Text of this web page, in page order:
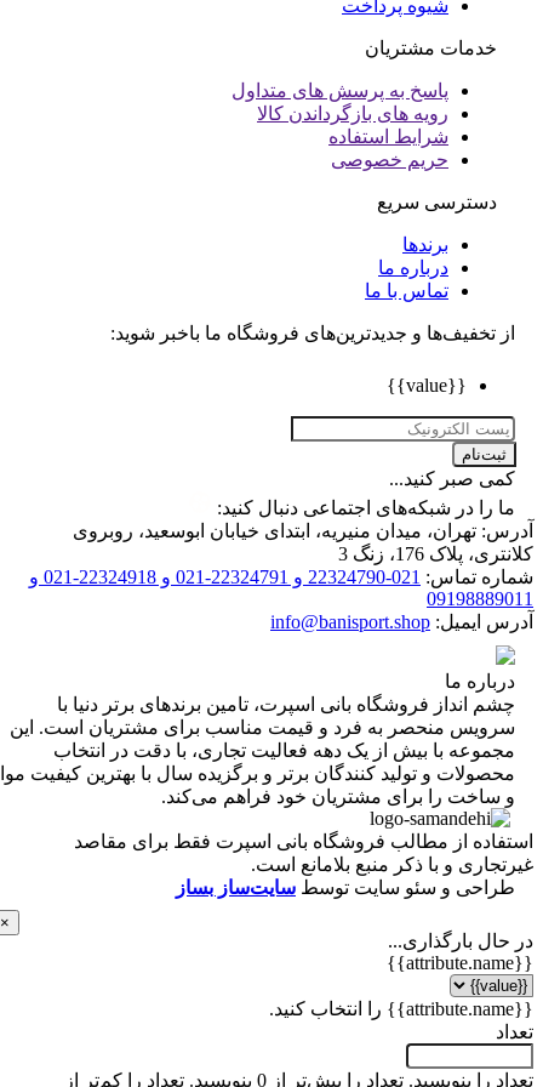
شیوه پرداخت
خدمات مشتریان
پاسخ به پرسش های متداول
رویه های بازگرداندن کالا
شرایط استفاده
حریم خصوصی
دسترسی سریع
برندها
درباره ما
تماس با ما
تخفیف‌ها و جدیدترین‌های فروشگاه ما باخبر شوید:
صبر کنید...
را در شبکه‌های اجتماعی دنبال کنید:
تهران، میدان منیریه، ابتدای خیابان ابوسعید، روبروی
پلاک 176، زنگ 3
تماس:
021-22324790 و 22324791-021 و 22324918-021 و
ایمیل: info@banisport.shop
ما
انداز فروشگاه‌ بانی اسپرت، تامین برندهای برتر دنیا با
منحصر به فرد و قیمت مناسب برای مشتریان است. این
با بیش از یک دهه فعالیت تجاری، با دقت در انتخاب
و تولید کنندگان برتر و برگزیده سال با بهترین کیفیت مواد
را برای مشتریان خود فراهم می‌کند.
از مطالب فروشگاه بانی اسپرت فقط برای مقاصد
و با ذکر منبع بلامانع است.
و سئو سایت توسطسایت‌ساز بساز
بارگذاری...
را بنویسید.تعداد را بیش‌تر از 0 بنویسید.
تعداد را کم‌تر از